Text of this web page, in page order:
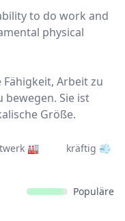
to do work and
physical
Arbeit zu
Sie ist
Größe.
🏭 kräftig 💨
Populäre